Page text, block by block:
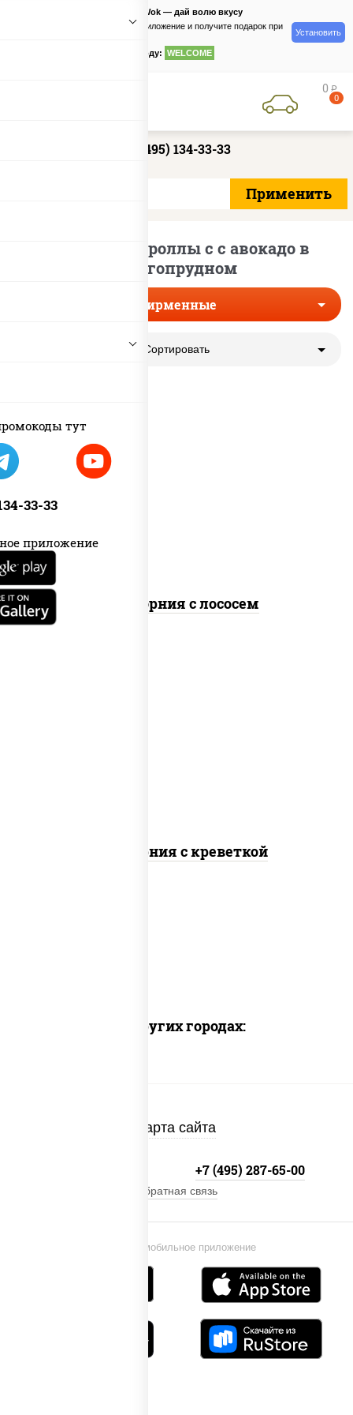
тут
33-33
приложение
PizzaSushiWok — дай волю вкусу
Скачайте приложение и получите подарок при
по промокоду: WELCOME
Установить
0 руб
0
+7 (495) 134-33-33
Фирменные роллы с с авокадо в
Долгопрудном
Фирменные
Сортировать
рис, нори, майонез, авокадо, огурцы
Калифорния с лососем
Калифорния с креветкой
Доставка в других городах:
Карта сайта
Установи мобильное приложение
+7 (495) 287-65-00
Обратная связь